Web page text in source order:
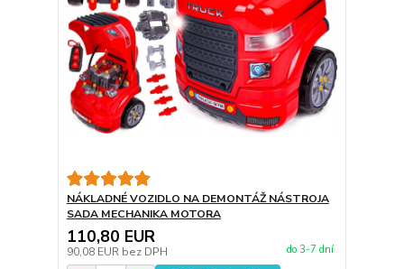
NÁKLADNÉ VOZIDLO NA DEMONTÁŽ NÁSTROJA
SADA MECHANIKA MOTORA
110,80 EUR
90,08 EUR bez DPH do 3-7 dní